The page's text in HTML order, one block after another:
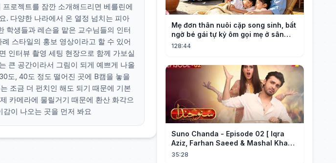
로젝트를 잠깐 소개해드리면 베를린에
. 다양한 나라에서 온 열정 넘치는 피아
학생들과 레슨을 맡은 교수님들의 인터
스타일의 홍보 영상이라고 할 수 있어
인터뷰 촬영 세팅 현장으로 함께 가보실
큰 공간이라서 그림이 되게 예쁘게 나올
도, 40도 정도 떨어진 곳에 B캠을 놓을
조금 더 펀치인 해도 되기 때문에 기본
카메라에 물릴거기 때문에 환산 화각으
이 나오는 곳을 먼저 봐요
Mẹ đơn thân nuôi cặp song sinh, bất
ngờ bé gái tự kỷ ôm gọi mẹ ở sân
bay, nhìn mặt bé cô bật khóc!
128:44
Suno Chanda - Episode 02 [ Iqra
Aziz, Farhan Saeed & Mashal Khan ]
- Funny Pakistani Drama - HUM TV
35:28